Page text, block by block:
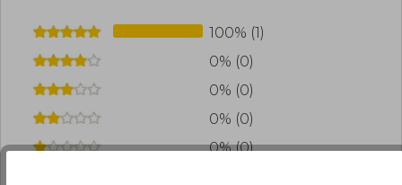
100% (1)
0% (0)
0% (0)
0% (0)
0% (0)